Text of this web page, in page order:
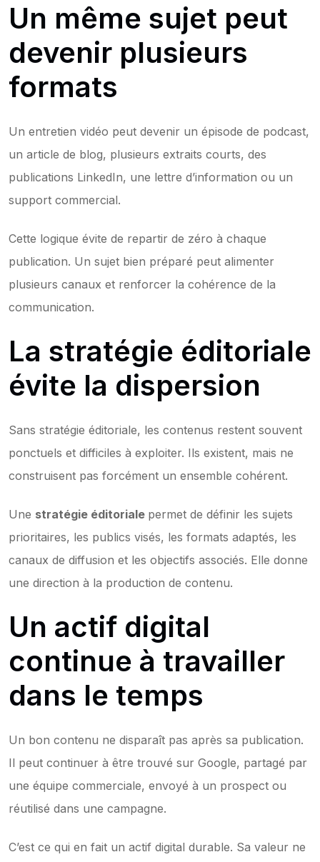
Un même sujet peut
devenir plusieurs
formats
Un entretien vidéo peut devenir un épisode de podcast,
un article de blog, plusieurs extraits courts, des
publications LinkedIn, une lettre d’information ou un
support commercial.
Cette logique évite de repartir de zéro à chaque
publication. Un sujet bien préparé peut alimenter
plusieurs canaux et renforcer la cohérence de la
communication.
La stratégie éditoriale
évite la dispersion
Sans stratégie éditoriale, les contenus restent souvent
ponctuels et difficiles à exploiter. Ils existent, mais ne
construisent pas forcément un ensemble cohérent.
Une stratégie éditoriale permet de définir les sujets
prioritaires, les publics visés, les formats adaptés, les
canaux de diffusion et les objectifs associés. Elle donne
une direction à la production de contenu.
Un actif digital
continue à travailler
dans le temps
Un bon contenu ne disparaît pas après sa publication.
Il peut continuer à être trouvé sur Google, partagé par
une équipe commerciale, envoyé à un prospect ou
réutilisé dans une campagne.
C’est ce qui en fait un actif digital durable. Sa valeur ne